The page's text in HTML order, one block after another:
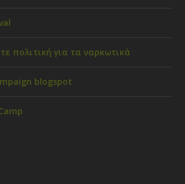
πολιτική για τα ναρκωτικά
blogspot